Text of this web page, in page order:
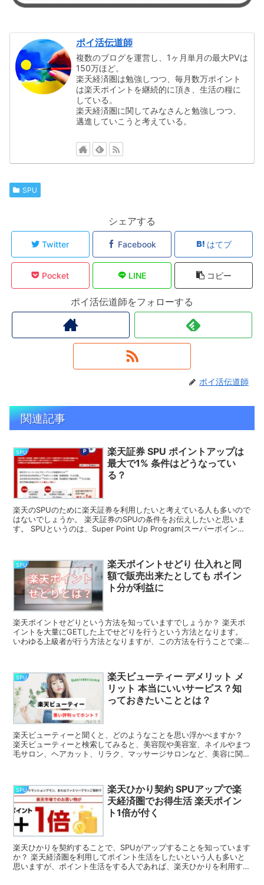
ポイ活伝道師
複数のブログを運営し、1ヶ月単月の最大PVは
150万ほど。
楽天経済圏は勉強しつつ、毎月数万ポイント
は楽天ポイントを継続的に頂き、生活の糧に
している。
楽天経済圏に関してみなさんと勉強しつつ、
邁進していこうと考えている。
SPU
シェアする
Twitter Facebook はてブ
Pocket LINE コピー
ポイ活伝道師をフォローする
ポイ活伝道師
関連記事
SPU
楽天証券 SPU ポイントアップは
最大で1% 条件はどうなってい
る？
楽天のSPUのために楽天証券を利用したいと考えている人も多いので
はないでしょうか。 楽天証券のSPUの条件をお伝えしたいと思いま
す。 SPUというのは、Super Point Up Program(スーパーポイント
SPU
楽天ポイントせどり 仕入れと同
額で販売出来たとしても ポイン
ト分が利益に
楽天ポイントせどりという方法を知っていますでしょうか？ 楽天ポ
イントを大量にGETした上でせどりを行うという方法となります。
いわゆる上級者が行う方法となりますが、この方法を行うことで楽天
SPU
楽天ビューティー デメリット メ
リット 本当にいいサービス？知
っておきたいこととは？
楽天ビューティーと聞くと、どのようなことを思い浮かべますか？
楽天ビューティーと検索してみると、美容院や美容室、ネイルやまつ
毛サロン、ヘアカット、リラク、マッサージサロンなど、美容に関す
SPU
楽天ひかり契約 SPUアップで楽
天経済圏でお得生活 楽天ポイン
ト1倍が付く
楽天ひかりを契約することで、SPUがアップすることを知っています
か？ 楽天経済圏を利用してポイント生活をしたいという人も多いと
思いますが、ポイント生活をする人であれば、楽天ひかりを利用する